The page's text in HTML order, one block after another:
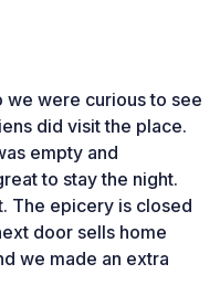
were curious to see
did visit the place.
empty and
to stay the night.
The epicery is closed
door sells home
we made an extra